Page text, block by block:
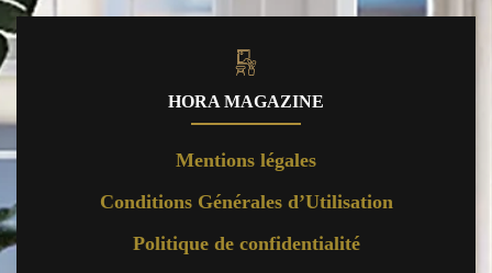
HORA MAGAZINE
Mentions légales
Conditions Générales d’Utilisation
Politique de confidentialité